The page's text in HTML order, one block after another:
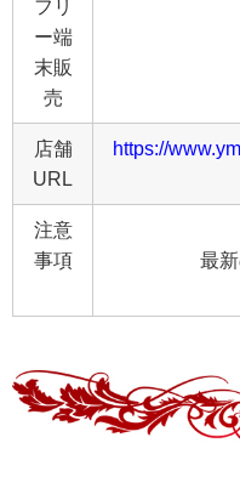
フリ
ー端
末販
売
店舗
URL
https://
注意
事項
最